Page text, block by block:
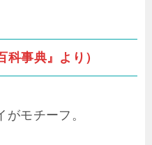
事典』より）
モチーフ。